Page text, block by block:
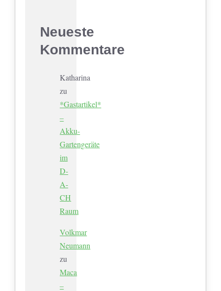
Neueste
Kommentare
Katharina
zu
*Gastartikel*
–
Akku-
Gartengeräte
im
D-
A-
CH
Raum
Volkmar
Neumann
zu
Maca
–